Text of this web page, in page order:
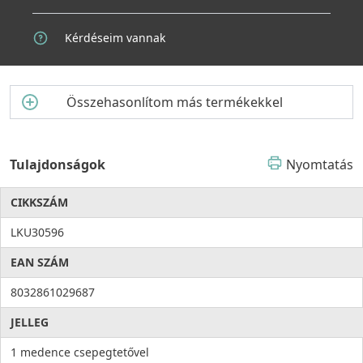
Kérdéseim vannak
Összehasonlítom más termékekkel
Tulajdonságok Nyomtatás
CIKKSZÁM
LKU30596
EAN SZÁM
8032861029687
JELLEG
1 medence csepegtetővel